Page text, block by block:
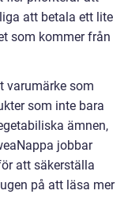
att betala ett lite
som kommer från
varumärke som
som inte bara
ämnen,
jobbar
att säkerställa
på att läsa mer